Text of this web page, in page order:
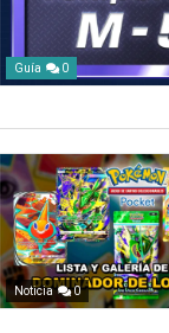
Guía 0
Noticia 0